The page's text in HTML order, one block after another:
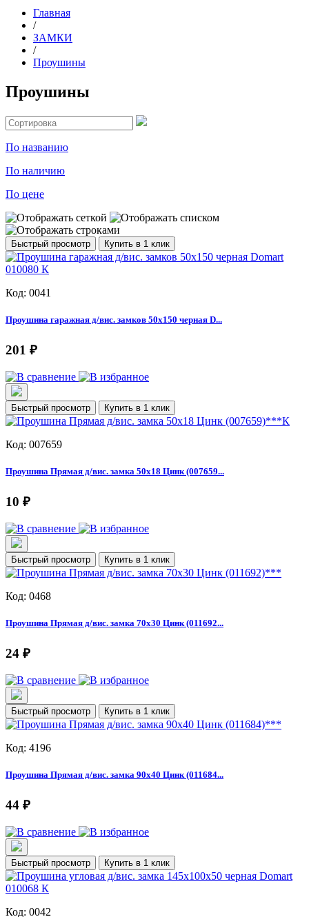
Главная
/
ЗАМКИ
/
Проушины
Проушины
По названию
По наличию
По цене
Быстрый просмотр Купить в 1 клик
Код: 0041
Проушина гаражная д/вис. замков 50х150 черная D...
201 ₽
Быстрый просмотр Купить в 1 клик
Код: 007659
Проушина Прямая д/вис. замка 50х18 Цинк (007659...
10 ₽
Быстрый просмотр Купить в 1 клик
Код: 0468
Проушина Прямая д/вис. замка 70х30 Цинк (011692...
24 ₽
Быстрый просмотр Купить в 1 клик
Код: 4196
Проушина Прямая д/вис. замка 90х40 Цинк (011684...
44 ₽
Быстрый просмотр Купить в 1 клик
Код: 0042